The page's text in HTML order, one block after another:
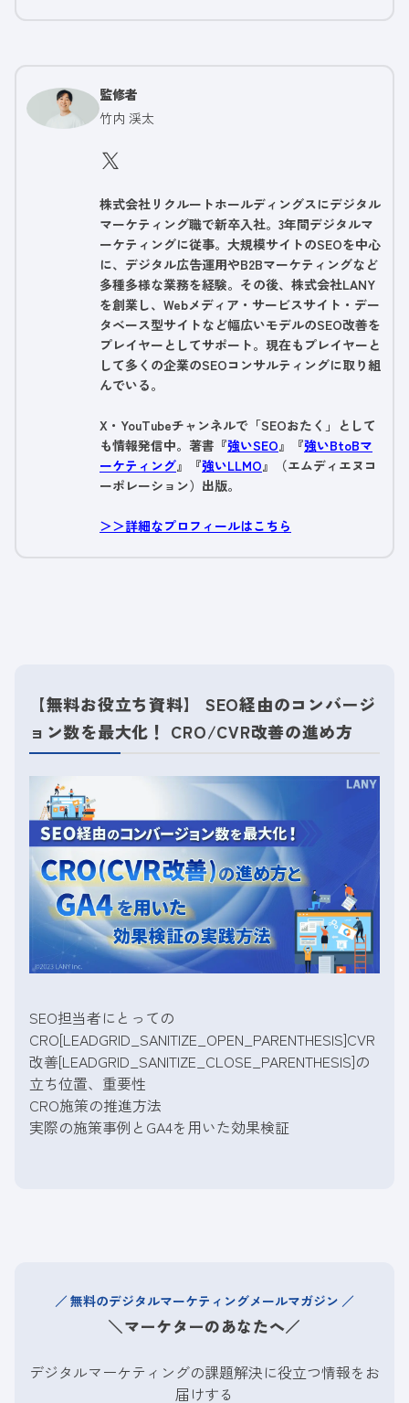
監修者
竹内 渓太
株式会社リクルートホールディングスにデジタル
マーケティング職で新卒入社。3年間デジタルマ
ーケティングに従事。大規模サイトのSEOを中心
に、デジタル広告運用やB2Bマーケティングなど
多種多様な業務を経験。その後、株式会社LANY
を創業し、Webメディア・サービスサイト・デー
タベース型サイトなど幅広いモデルのSEO改善を
プレイヤーとしてサポート。現在もプレイヤーと
して多くの企業のSEOコンサルティングに取り組
んでいる。
X・YouTubeチャンネルで「SEOおたく」として
も情報発信中。著書『強いSEO』『強いBtoBマ
ーケティング』『強いLLMO』（エムディエヌコ
ーポレーション）出版。
＞＞詳細なプロフィールはこちら
【無料お役立ち資料】 SEO経由のコンバージ
ョン数を最大化！ CRO/CVR改善の進め方
SEO担当者にとっての
CRO[LEADGRID_SANITIZE_OPEN_PARENTHESIS]CVR
改善[LEADGRID_SANITIZE_CLOSE_PARENTHESIS]の
立ち位置、重要性
CRO施策の推進方法
実際の施策事例とGA4を用いた効果検証
無料のデジタルマーケティングメールマガジン
＼マーケターのあなたへ／
デジタルマーケティングの課題解決に役立つ情報をお
届けする